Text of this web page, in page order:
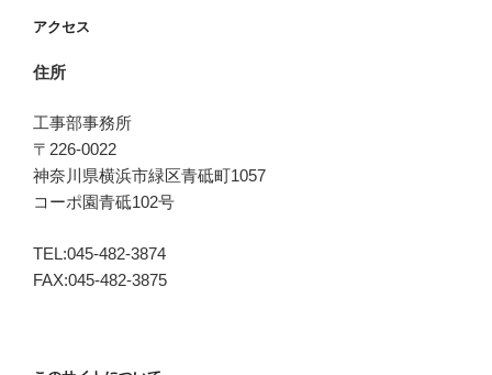
アクセス
住所
工事部事務所
〒226-0022
神奈川県横浜市緑区青砥町1057
コーポ園青砥102号
TEL:045-482-3874
FAX:045-482-3875